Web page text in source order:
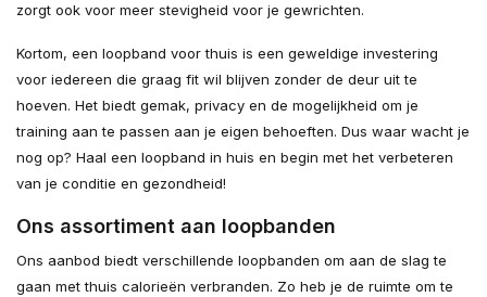
zorgt ook voor meer stevigheid voor je gewrichten.
Kortom, een loopband voor thuis is een geweldige investering
voor iedereen die graag fit wil blijven zonder de deur uit te
hoeven. Het biedt gemak, privacy en de mogelijkheid om je
training aan te passen aan je eigen behoeften. Dus waar wacht je
nog op? Haal een loopband in huis en begin met het verbeteren
van je conditie en gezondheid!
Ons assortiment aan loopbanden
Ons aanbod biedt verschillende loopbanden om aan de slag te
gaan met thuis calorieën verbranden. Zo heb je de ruimte om te